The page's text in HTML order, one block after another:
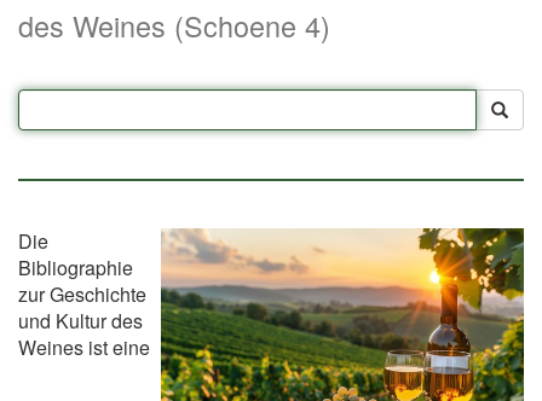
des Weines (Schoene 4)
Die
Bibliographie
zur Geschichte
und Kultur des
Weines ist eine